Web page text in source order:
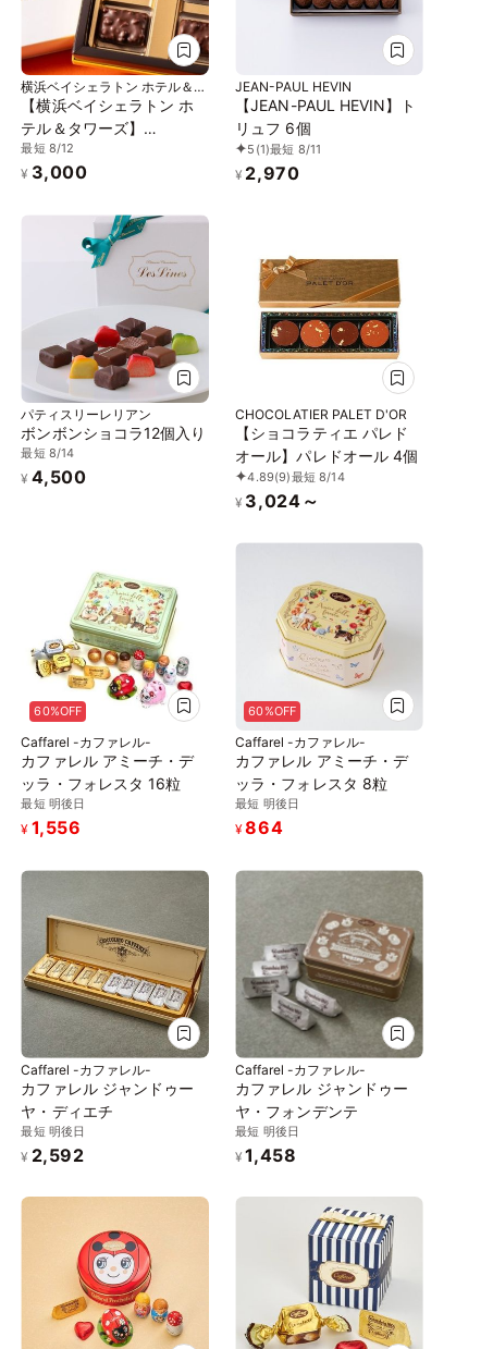
横浜ベイシェラトン ホテル＆タ
ワーズ
【横浜ベイシェラトン ホ
テル＆タワーズ】
「CHUAO RUMBA(チュア
オ ルンバ)」※4 ピース
最短 8/12
¥ 3,000
JEAN-PAUL HEVIN
【JEAN-PAUL HEVIN】ト
リュフ 6個
5 (1)最短 8/11
¥ 2,970
パティスリーレリアン
ボンボンショコラ12個入り
最短 8/14
¥ 4,500
CHOCOLATIER PALET D'OR
【ショコラティエ パレド
オール】パレドオール 4個
4.89(9)最短 8/14
¥ 3,024～
60%OFF
Caffarel -カファレル-
カファレル アミーチ・デ
ッラ・フォレスタ 16粒
最短 明後日
¥ 1,556
60%OFF
Caffarel -カファレル-
カファレル アミーチ・デ
ッラ・フォレスタ 8粒
最短 明後日
¥864
Caffarel -カファレル-
カファレル ジャンドゥー
ヤ・ディエチ
最短 明後日
¥ 2,592
Caffarel -カファレル-
カファレル ジャンドゥー
ヤ・フォンデンテ
最短 明後日
¥ 1,458